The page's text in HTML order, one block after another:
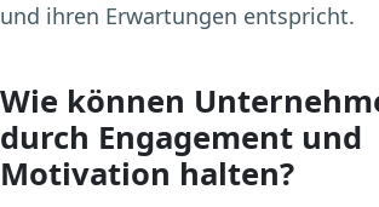
und ihren Erwartungen entspricht.
Wie können
durch Engagement und
Motivation halten?